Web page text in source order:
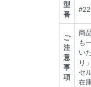
型
番
ご
注
意
事
項
商
も
い
り
セ
在